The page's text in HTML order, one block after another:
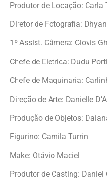
Produtor de Locação: Carla
Diretor de Fotografia:
1º Assist. Câmera: Clovis
Chefe de Eletrica: Dudu
Chefe de Maquinaria:
Direção de Arte: Danielle
Produção de Objetos:
Figurino: Camila Turrini
Make: Otávio Maciel
Produtor de Casting: Daniel